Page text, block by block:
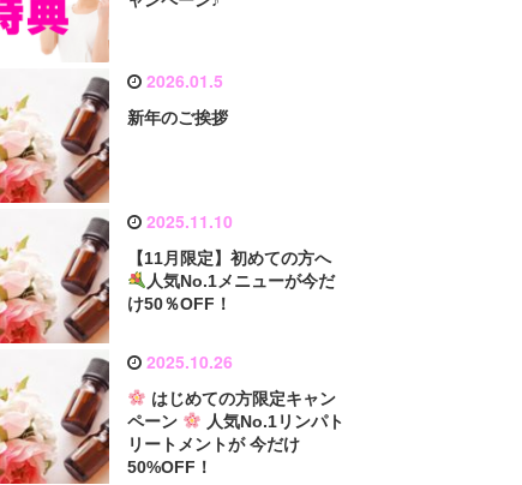
2026.01.5
新年のご挨拶
2025.11.10
【11月限定】初めての方へ
人気No.1メニューが今だ
け50％OFF！
2025.10.26
はじめての方限定キャン
ペーン
人気No.1リンパト
リートメントが 今だけ
50%OFF！